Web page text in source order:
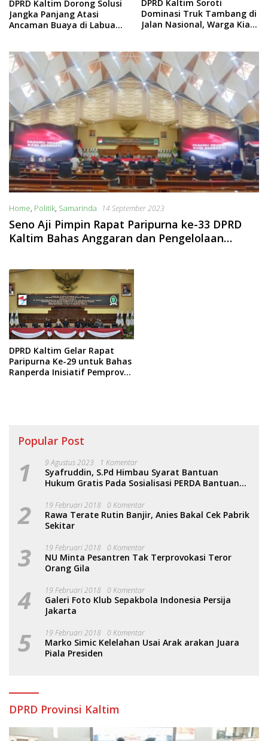
DPRD Kaltim Soroti
Dominasi Truk Tambang di
Jalan Nasional, Warga Kian
Salehuddin Ajak Warga
Kaltim Lebih Kritis
Arus Informasi Digital
Home, Politik, Samarinda 14 September 2023
Seno Aji Pimpin Rapat Paripurna ke-33 DPRD
Kaltim Bahas Anggaran dan Pengelolaan
DPRD Kaltim Gelar Rapat
Paripurna Ke-29 untuk Bahas
Ranperda Inisiatif Pemprov
Popular Post
1 9 Agustus 2023 1 Komentar
Syafruddin, S.Pd Himbau Syarat Bantuan
Hukum Gratis Pada Sosialisasi PERDA Bantuan
2 19 Februari 2018 0 Komentar
Rawa Terate Rutin Banjir, Anies Bakal Cek Pabrik
Sekitar
3 19 Februari 2018 0 Komentar
NU Minta Pesantren Tak Terprovokasi Teror
Orang Gila
4 19 Februari 2018 0 Komentar
Galeri Foto Klub Sepakbola Indonesia Persija
Jakarta
5 19 Februari 2018 0 Komentar
Marko Simic Kelelahan Usai Arak arakan Juara
Piala Presiden
DPRD Provinsi Kaltim